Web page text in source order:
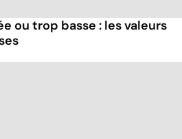
ou trop basse : les valeurs